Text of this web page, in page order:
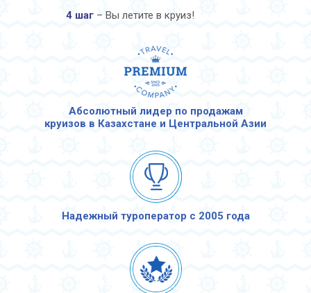
4 шаг – Вы летите в круиз!
Абсолютный лидер по продажам
круизов в Казахстане и Центральной Азии
Надежный туроператор с 2005 года